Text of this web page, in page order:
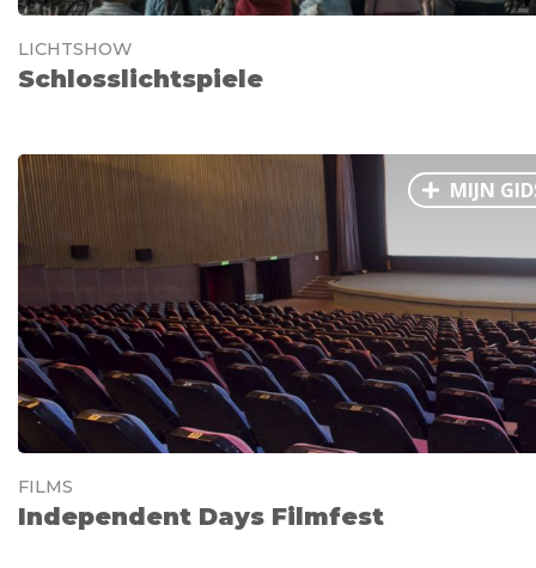
LICHTSHOW
Schlosslichtspiele
MIJN
FILMS
Independent Days Filmfest